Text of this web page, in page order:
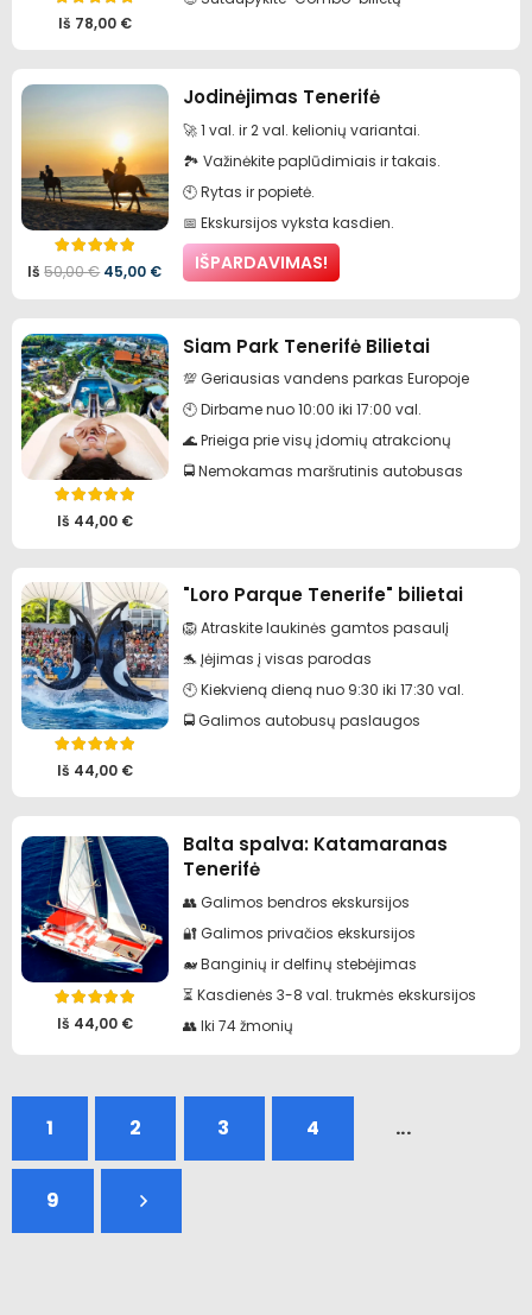
Įvertinimas: 5.00
Iš 78,00 €
Įvertinimas: 5.00iš 5
Iš50,00€ Pradinė
buvo:
50,00 €.
45,00 €Dabartinė
yra:
45,00 €.
Jodinėjimas Tenerifė
🚀 1 val. ir 2 val. kelionių variantai.
🏞️ Važinėkite paplūdimiais ir takais.
🕙 Rytas ir popietė.
📅 Ekskursijos vyksta kasdien.
IŠPARDAVIMAS!
Įvertinimas:
Iš 44,00 €
Siam Park Tenerifė Bilietai
💯 Geriausias vandens parkas Europoje
🕙 Dirbame nuo 10:00 iki 17:00 val.
🌊 Prieiga prie visų įdomių atrakcionų
🚍 Nemokamas maršrutinis autobusas
Įvertinimas:
Iš 44,00 €
"Loro Parque Tenerife" bilietai
🦁 Atraskite laukinės gamtos pasaulį
🐬 Įėjimas į visas parodas
🕙 Kiekvieną dieną nuo 9:30 iki 17:30 val.
🚍 Galimos autobusų paslaugos
Įvertinimas:
Iš 44,00 €
Balta spalva: Katamaranas
Tenerifė
👥 Galimos bendros ekskursijos
🔐 Galimos privačios ekskursijos
🐋 Banginių ir delfinų stebėjimas
⏳ Kasdienės 3-8 val. trukmės ekskursijos
👥 Iki 74 žmonių
1 2 3 4 ...
9